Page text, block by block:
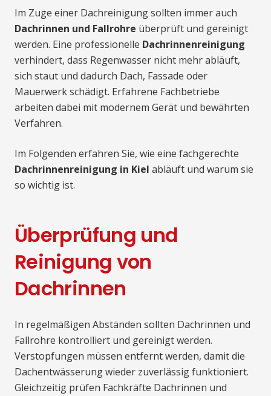
Im Zuge einer Dachreinigung sollten immer auch
Dachrinnen und Fallrohre überprüft und gereinigt
werden. Eine professionelle Dachrinnenreinigung
verhindert, dass Regenwasser nicht mehr abläuft,
sich staut und dadurch Dach, Fassade oder
Mauerwerk schädigt. Erfahrene Fachbetriebe
arbeiten dabei mit modernem Gerät und bewährten
Verfahren.
Im Folgenden erfahren Sie, wie eine fachgerechte
Dachrinnenreinigung in Kiel abläuft und warum sie
so wichtig ist.
Überprüfung und
Reinigung von
Dachrinnen
In regelmäßigen Abständen sollten Dachrinnen und
Fallrohre kontrolliert und gereinigt werden.
Verstopfungen müssen entfernt werden, damit die
Dachentwässerung wieder zuverlässig funktioniert.
Gleichzeitig prüfen Fachkräfte Dachrinnen und